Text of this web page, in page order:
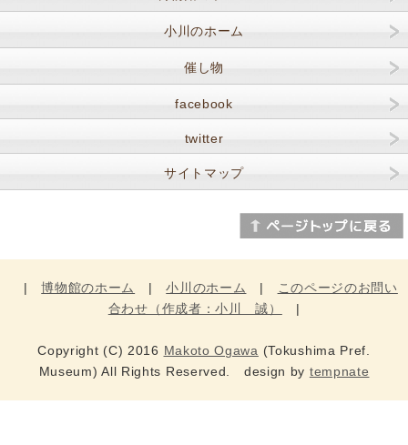
小川のホーム
催し物
facebook
twitter
サイトマップ
|博物館のホーム |小川のホーム | このページのお問い
合わせ（作成者：小川 誠）
|
Copyright (C) 2016 Makoto Ogawa (Tokushima Pref.
Museum) All Rights Reserved. design by tempnate